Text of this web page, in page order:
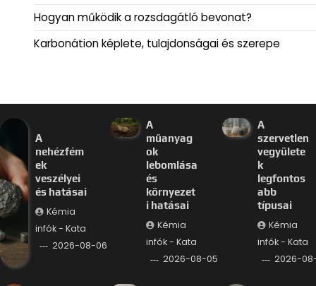
Hogyan működik a rozsdagátló bevonat?
Karbonátion képlete, tulajdonságai és szerepe
A
nehézfém
ek
veszélyei
és hatásai
Kémia
infók - Kata
2026-08-06
A
műanyag
ok
lebomlása
és
környezet
i hatásai
Kémia
infók - Kata
2026-08-05
A
szervetlen
vegyülete
k
legfontos
abb
típusai
Kémia
infók - Kata
2026-